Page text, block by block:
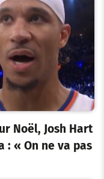
Noël, Josh Hart
: « On ne va pas